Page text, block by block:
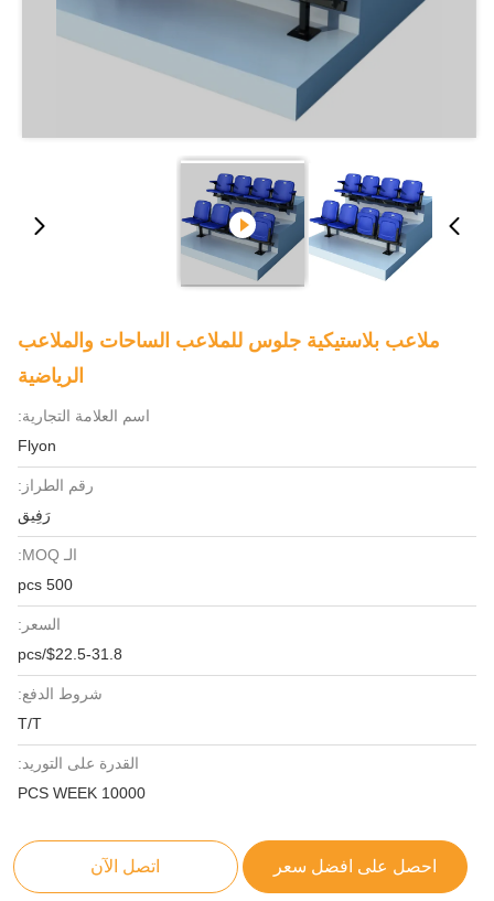
ملاعب بلاستيكية جلوس للملاعب الساحات والملاعب
الرياضية
اسم العلامة التجارية:
Flyon
رقم الطراز:
رَفِيق
الـ MOQ:
500 pcs
السعر:
$22.5-31.8/pcs
شروط الدفع:
T/T
القدرة على التوريد:
10000 PCS WEEK
احصل على افضل سعر اتصل الآن